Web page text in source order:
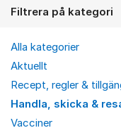
Filtrera på kategori
Alla kategorier
Aktuellt
Recept, regler &
Handla, skicka &
Vacciner